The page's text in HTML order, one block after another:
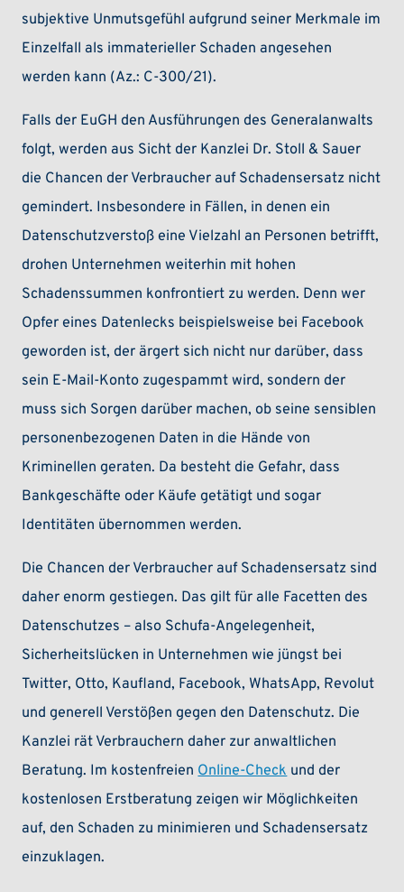
subjektive Unmutsgefühl aufgrund seiner Merkmale im
Einzelfall als immaterieller Schaden angesehen
werden kann (Az.: C-300/21).
Falls der EuGH den Ausführungen des Generalanwalts
folgt, werden aus Sicht der Kanzlei Dr. Stoll & Sauer
die Chancen der Verbraucher auf Schadensersatz nicht
gemindert. Insbesondere in Fällen, in denen ein
Datenschutzverstoß eine Vielzahl an Personen betrifft,
drohen Unternehmen weiterhin mit hohen
Schadenssummen konfrontiert zu werden. Denn wer
Opfer eines Datenlecks beispielsweise bei Facebook
geworden ist, der ärgert sich nicht nur darüber, dass
sein E-Mail-Konto zugespammt wird, sondern der
muss sich Sorgen darüber machen, ob seine sensiblen
personenbezogenen Daten in die Hände von
Kriminellen geraten. Da besteht die Gefahr, dass
Bankgeschäfte oder Käufe getätigt und sogar
Identitäten übernommen werden.
Die Chancen der Verbraucher auf Schadensersatz sind
daher enorm gestiegen. Das gilt für alle Facetten des
Datenschutzes – also Schufa-Angelegenheit,
Sicherheitslücken in Unternehmen wie jüngst bei
Twitter, Otto, Kaufland, Facebook, WhatsApp, Revolut
und generell Verstößen gegen den Datenschutz. Die
Kanzlei rät Verbrauchern daher zur anwaltlichen
Beratung. Im kostenfreienOnline-Checkund der
kostenlosen Erstberatung zeigen wir Möglichkeiten
auf, den Schaden zu minimieren und Schadensersatz
einzuklagen.